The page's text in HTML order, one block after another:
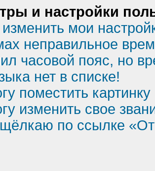
и настройки
мои
неправильное
часовой пояс, но
нет в списке!
поместить
изменить свое
по ссылке